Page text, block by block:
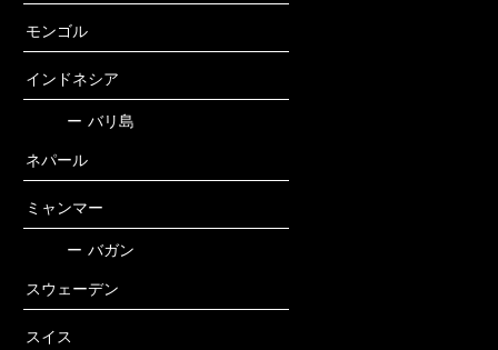
モンゴル
インドネシア
ー バリ島
ネパール
ミャンマー
ー バガン
スウェーデン
スイス